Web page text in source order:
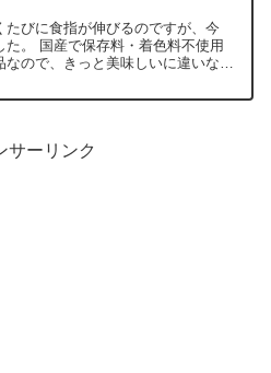
たびに食指が伸びるのですが、今
。 国産で保存料・着色料不使用
ので、きっと美味しいに違いない
サーリンク